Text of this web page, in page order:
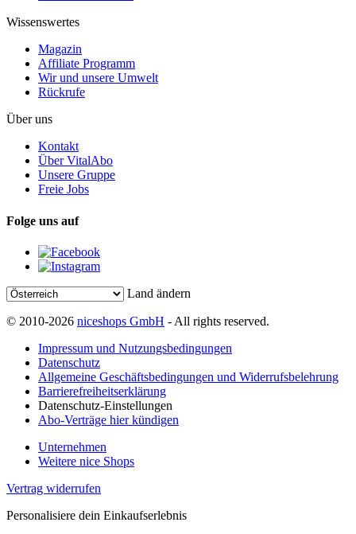
Wissenswertes
Magazin
Affiliate Programm
Wir und unsere Umwelt
Rückrufe
Über uns
Kontakt
Über VitalAbo
Unsere Gruppe
Freie Jobs
Folge uns auf
Land ändern
© 2010-2026 niceshops GmbH - All rights reserved.
Impressum und Nutzungsbedingungen
Datenschutz
Allgemeine Geschäftsbedingungen und Widerrufsbelehrung
Barrierefreiheitserklärung
Datenschutz-Einstellungen
Abo-Verträge hier kündigen
Unternehmen
Weitere nice Shops
Vertrag widerrufen
Personalisiere dein Einkaufserlebnis